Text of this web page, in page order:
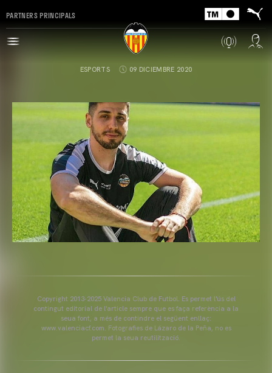
PARTNERS PRINCIPALS
ESPORTS 09 DICIEMBRE 2020
Copyright 2013-2025 Valencia Club de Futbol. Es permet l'ús del
contingut editorial de l'article sempre que es faça referència a la
seua font, a més de contindre el següent enllaç:
www.valenciacf.com. Fotografies de Lázaro de la Peña, no es
permet la seua reutilització.